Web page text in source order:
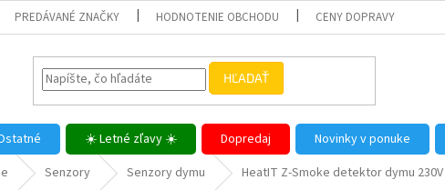
PREDÁVANÉ ZNAČKY HODNOTENIE OBCHODU CENY DOPRAVY
HĽADAŤ
☀️ Letné zľavy ☀️ Dopredaj Novinky v ponuke
Senzory Senzory dymu HeatIT Z-Smoke detektor dymu